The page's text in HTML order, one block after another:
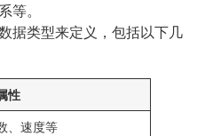
等。
据类型来定义，包括以下几
性
、速度等